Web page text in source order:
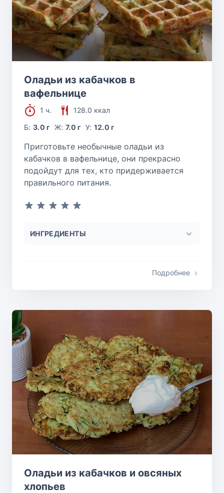
Оладьи из кабачков в
вафельнице
1 ч.
128.0 ккал
Б:3.0 г Ж: 7.0 г У: 12.0 г
Приготовьте необычные оладьи из
кабачков в вафельнице, они прекрасно
подойдут для тех, кто придерживается
правильного питания.
ИНГРЕДИЕНТЫ
Подробнее
Оладьи из кабачков и овсяных
хлопьев